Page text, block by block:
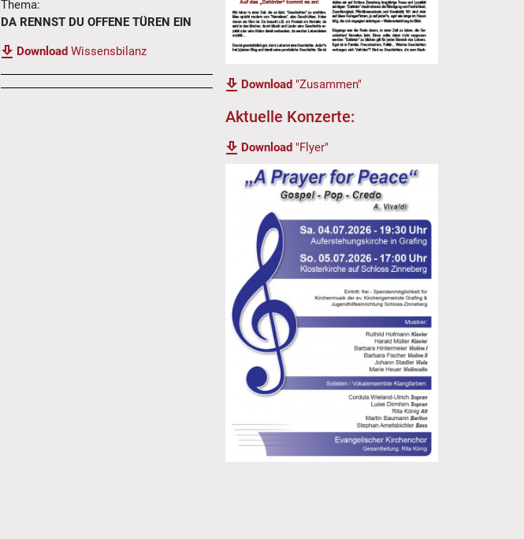
Thema:
DA RENNST DU OFFENE TÜREN EIN
Download Wissensbilanz
Download "Zusammen"
Aktuelle Konzerte:
Download "Flyer"